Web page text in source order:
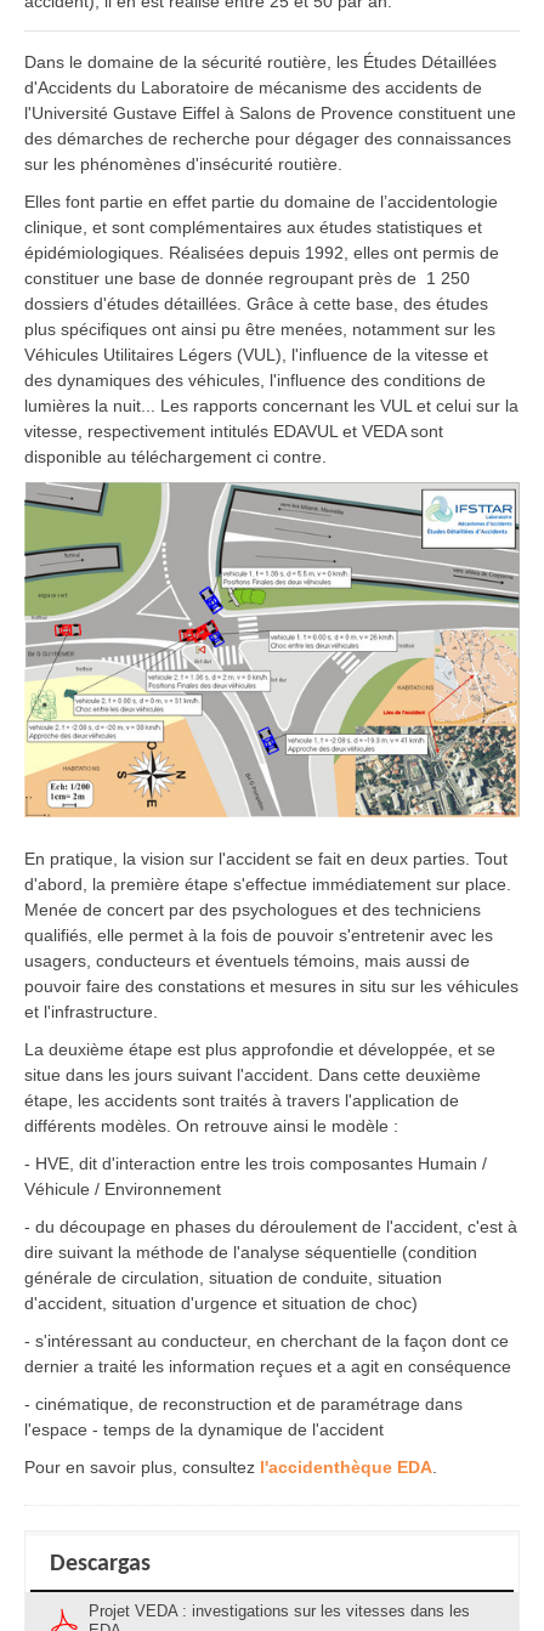
Dans le domaine de la sécurité routière, les Études Détaillées
d'Accidents du Laboratoire de mécanisme des accidents de
l'Université Gustave Eiffel à Salons de Provence constituent une
des démarches de recherche pour dégager des connaissances
sur les phénomènes d'insécurité routière.
Elles font partie en effet partie du domaine de l’accidentologie
clinique, et sont complémentaires aux études statistiques et
épidémiologiques. Réalisées depuis 1992, elles ont permis de
constituer une base de donnée regroupant près de 1 250
dossiers d'études détaillées. Grâce à cette base, des études
plus spécifiques ont ainsi pu être menées, notamment sur les
Véhicules Utilitaires Légers (VUL), l'influence de la vitesse et
des dynamiques des véhicules, l'influence des conditions de
lumières la nuit... Les rapports concernant les VUL et celui sur la
vitesse, respectivement intitulés EDAVUL et VEDA sont
disponible au téléchargement ci contre.
En pratique, la vision sur l'accident se fait en deux parties. Tout
d'abord, la première étape s'effectue immédiatement sur place.
Menée de concert par des psychologues et des techniciens
qualifiés, elle permet à la fois de pouvoir s'entretenir avec les
usagers, conducteurs et éventuels témoins, mais aussi de
pouvoir faire des constations et mesures in situ sur les véhicules
et l'infrastructure.
La deuxième étape est plus approfondie et développée, et se
situe dans les jours suivant l'accident. Dans cette deuxième
étape, les accidents sont traités à travers l'application de
différents modèles. On retrouve ainsi le modèle :
- HVE, dit d'interaction entre les trois composantes Humain /
Véhicule / Environnement
- du découpage en phases du déroulement de l'accident, c'est à
dire suivant la méthode de l'analyse séquentielle (condition
générale de circulation, situation de conduite, situation
d'accident, situation d'urgence et situation de choc)
- s'intéressant au conducteur, en cherchant de la façon dont ce
dernier a traité les information reçues et a agit en conséquence
- cinématique, de reconstruction et de paramétrage dans
l'espace - temps de la dynamique de l'accident
Pour en savoir plus, consultez l'accidenthèque EDA
Descargas
Projet VEDA : investigations sur les vitesses dans les